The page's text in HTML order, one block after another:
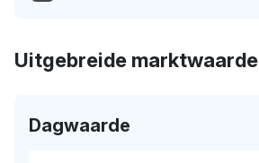
Uitgebreide marktwaarde
Dagwaarde